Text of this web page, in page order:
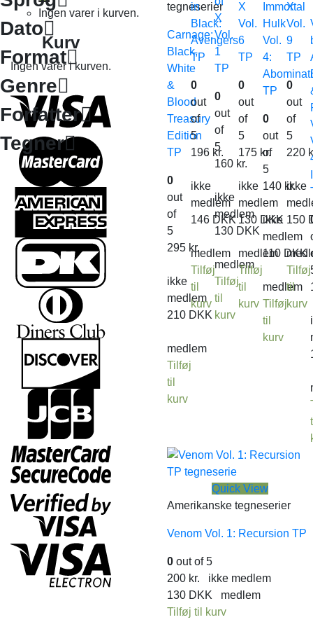
Ingen varer i kurven.
Kurv
Ingen varer i kurven.
Dato
Format
Genre
Forfatter
Tegner
tegneserier
Carnage:
Black,
White
&
Blood
Treasury
Edition
TP
0
out
of
5
295 kr.
ikke
medlem
210 DKK
medlem
Tilføj
til
kurv
in
Black:
Avengers
TP
0
out
of
5
196 kr.
ikke
medlem
146 DKK
medlem
Tilføj
til
kurv
X
Vol.
1
TP
0
out
of
5
160 kr.
ikke
medlem
130 DKK
medlem
Tilføj
til
kurv
X
Vol.
6
TP
0
out
of
5
175 kr.
ikke
medlem
130 DKK
medlem
Tilføj
til
kurv
Immortal
Hulk
Vol.
4:
TP
0
out
of
5
140 kr.
ikke
medlem
110 DKK
medlem
Tilføj
til
kurv
X
Vol.
9
TP
0
out
of
5
220
ikke
150
Tilføj
til
kurv
Quick View
Amerikanske tegneserier
Venom Vol. 1: Recursion TP
0 out of 5
200 kr. ikke medlem
130 DKK medlem
Tilføj til kurv